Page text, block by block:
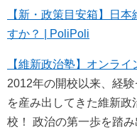
【新・政策目安箱】日
すか？ | PoliPoli
【維新政治塾】オンラ
2012年の開校以来、経
を産み出してきた維新
校！ 政治の第一歩を踏